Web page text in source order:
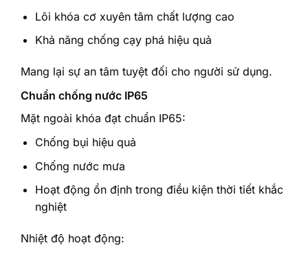
Lõi khóa cơ xuyên tâm chất lượng cao
Khả năng chống cạy phá hiệu quả
Mang lại sự an tâm tuyệt đối cho người sử dụng.
Chuẩn chống nước IP65
Mặt ngoài khóa đạt chuẩn IP65:
Chống bụi hiệu quả
Chống nước mưa
Hoạt động ổn định trong điều kiện thời tiết khắc
nghiệt
Nhiệt độ hoạt động: